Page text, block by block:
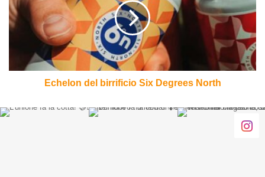
Degrees
North
Echelon del birrificio Six Degrees North